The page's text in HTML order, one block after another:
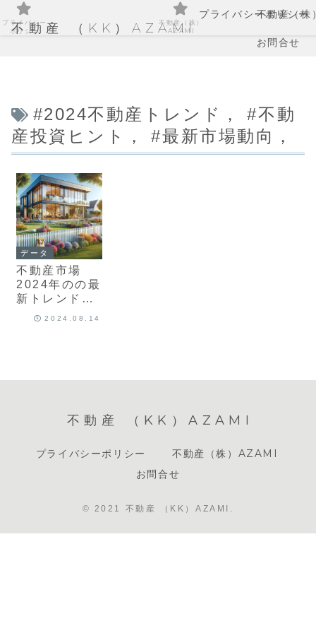
不動産 （KK）AZAMI
プライバシーポリシー
不動産（
お問合せ
#2024不動産トレンド， #不動
産投資ヒント， #最新市場動向，
データ
不動産市場
2024年のの最
新トレンドと
投資のヒント
2024.08.14
不動産 （KK）AZAMI
プライバシーポリシー
不動産（株）AZAMI
お問合せ
© 2021 不動産 （KK）AZAMI.
プライバシー
ポリシー
不動産（株）
AZAMI